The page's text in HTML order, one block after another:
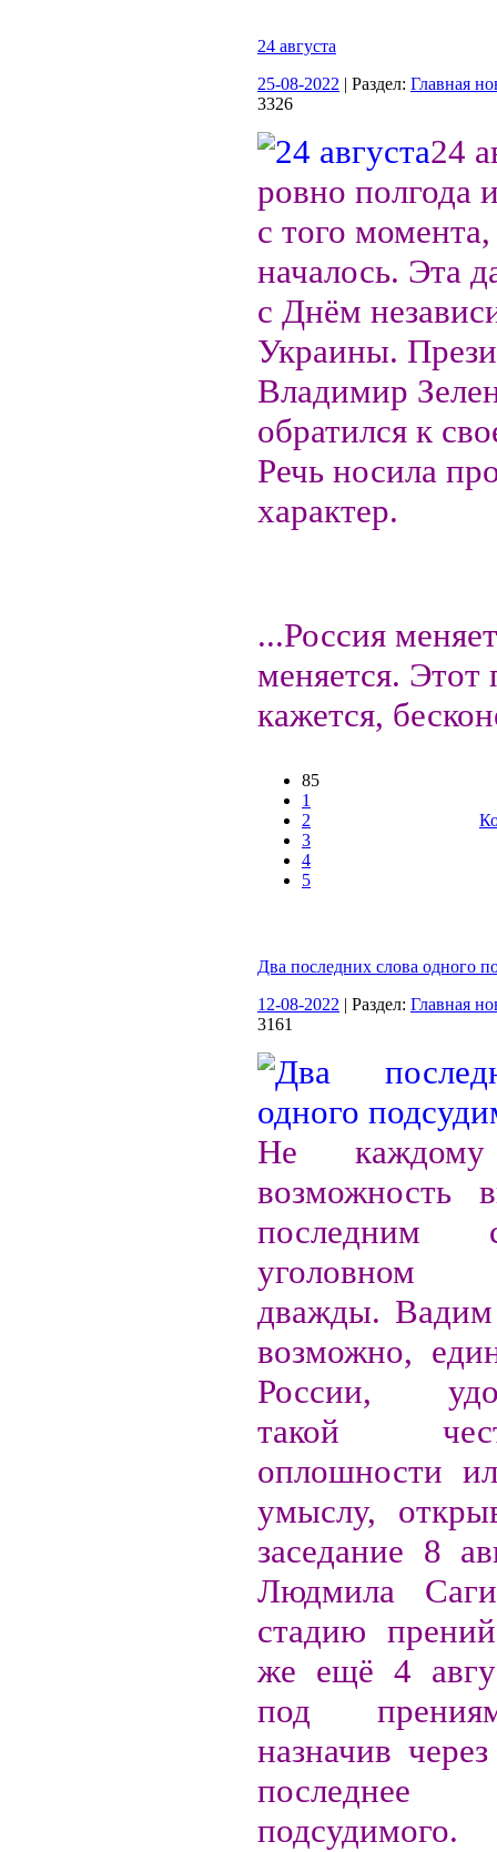
24 августа
25-08-2022 | Раздел: Главная
3326
24
ровно полгода
с того момента,
началось. Эта
с Днём
Украины.
Владимир
обратился к
Речь носила
характер.
...Россия
меняется. Этот
кажется,
85
1
2
3
4
5
Два последних слова одного
12-08-2022 | Раздел: Главная
3161
Не каждому
возможность
последним
уголовном
дважды.
возможно,
России,
такой
оплошности
умыслу,
заседание 8
Людмила
стадию
же ещё 4
под
назначив